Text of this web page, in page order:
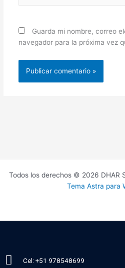
Guarda mi nombre, correo
navegador para la próxima vez
Todos los derechos © 2026 DHAR
Tema Astra para
Cel: +51 978548699